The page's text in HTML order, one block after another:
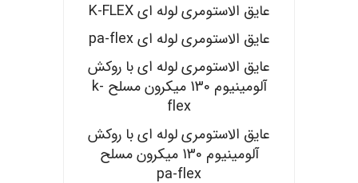
عایق الاستومری لوله ای K-FLEX
عایق الاستومری لوله ای pa-flex
عایق الاستومری لوله ای با روکش
آلومینیوم 130 میکرون مسلح k-
flex
عایق الاستومری لوله ای با روکش
آلومینیوم 130 میکرون مسلح
pa-flex